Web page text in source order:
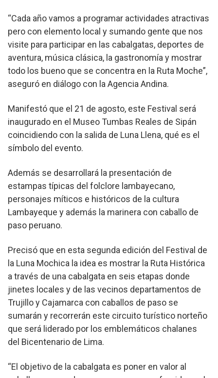
“Cada año vamos a programar actividades atractivas
pero con elemento local y sumando gente que nos
visite para participar en las cabalgatas, deportes de
aventura, música clásica, la gastronomía y mostrar
todo los bueno que se concentra en la Ruta Moche”,
aseguró en diálogo con la Agencia Andina.
Manifestó que el 21 de agosto, este Festival será
inaugurado en el Museo Tumbas Reales de Sipán
coincidiendo con la salida de Luna Llena, qué es el
símbolo del evento.
Además se desarrollará la presentación de
estampas típicas del folclore lambayecano,
personajes míticos e históricos de la cultura
Lambayeque y además la marinera con caballo de
paso peruano.
Precisó que en esta segunda edición del Festival de
la Luna Mochica la idea es mostrar la Ruta Histórica
a través de una cabalgata en seis etapas donde
jinetes locales y de las vecinos departamentos de
Trujillo y Cajamarca con caballos de paso se
sumarán y recorrerán este circuito turístico norteño
que será liderado por los emblemáticos chalanes
del Bicentenario de Lima.
“El objetivo de la cabalgata es poner en valor al